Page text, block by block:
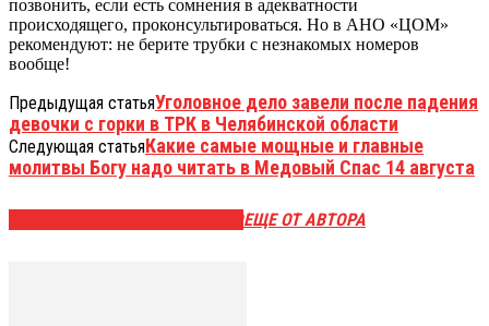
позвонить, если есть сомнения в адекватности
происходящего, проконсультироваться. Но в АНО «ЦОМ»
рекомендуют: не берите трубки с незнакомых номеров
вообще!
Предыдущая статьяУголовное дело завели после падения
девочки с горки в ТРК в Челябинской области
Следующая статьяКакие самые мощные и главные
молитвы Богу надо читать в Медовый Спас 14 августа
ЕЩЕ ОТ АВТОРА